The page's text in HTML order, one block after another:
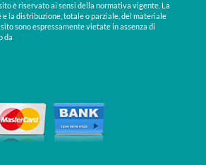
è riservato ai sensi della normativa vigente. La
la distribuzione, totale o parziale, del materiale
sono espressamente vietate in assenza di
da